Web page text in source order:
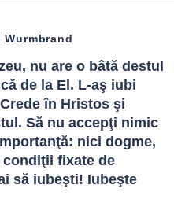
Wurmbrand
nu are o bâtă destul
de la El. L-aş iubi
în Hristos şi
Să nu accepţi nimic
nici dogme,
fixate de
să iubeşti! Iubeşte